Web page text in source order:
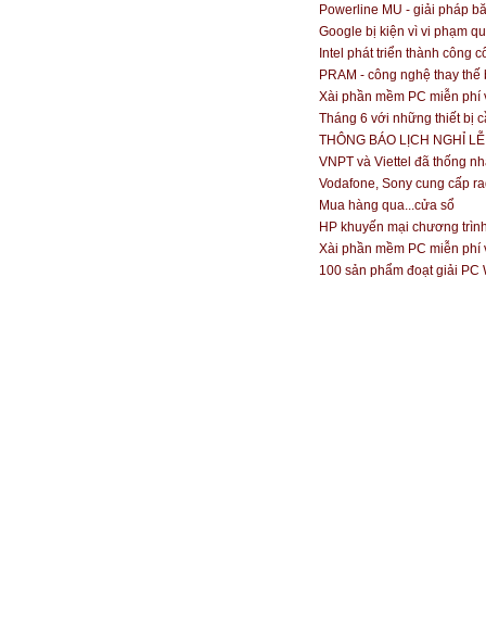
Powerline MU - giải pháp
Google bị kiện vì vi phạm
Intel phát triển thành công
PRAM - công nghệ thay
Xài phần mềm PC miễn phí
Tháng 6 với những thiết bị
THÔNG BÁO LỊCH NGHỈ
VNPT và Viettel đã thống
Vodafone, Sony cung cấp
Mua hàng qua...cửa sổ
HP khuyến mại chương
Xài phần mềm PC miễn phí
100 sản phẩm đoạt giải PC